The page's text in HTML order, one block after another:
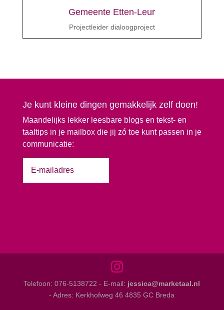
Gemeente Etten-Leur
Projectleider dialoogproject
Je kunt kleine dingen gemakkelijk zelf doen!
Maandelijks lekker leesbare blogs en tekst- en
taaltips in je mailbox die jij zó toe kunt passen in je
communicatie:
Telefoon: 076-5138722 - E-mail: jessica@marketaal.nl
- Adres: Kerkhofweg 46 4835 GC Breda